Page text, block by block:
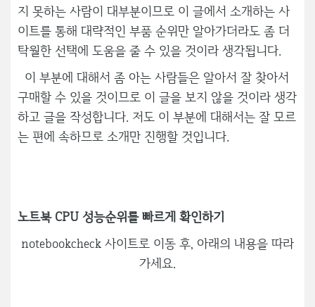
지 못하는 사람이 대부분이므로 이 글에서 소개하는 사
이트를 통해 대략적인 부품 순위만 알아가더라도 좀 더
탁월한 선택에 도움을 줄 수 있을 것이라 생각됩니다.
이 부분에 대해서 좀 아는 사람들은 알아서 잘 찾아서
구매할 수 있을 것이므로 이 글을 보지 않을 것이라 생각
하고 글을 작성합니다. 저도 이 부분에 대해서는 잘 모르
는 편에 속하므로 소개만 진행할 것입니다.
노트북 CPU 성능순위를 빠르게 확인하기
notebookcheck 사이트로 이동 후, 아래의 내용을 따라
가세요.